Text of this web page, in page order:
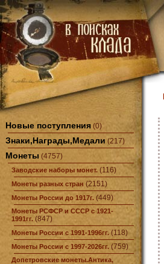
Новые поступления (0)
Знаки,Награды,Медали (217)
Монеты (4757)
Заводские наборы монет. (116)
Монеты разных стран (2151)
Монеты России до 1917г. (449)
Монеты РСФСР и СССР с 1921-
1991гг. (847)
Монеты России с 1991-1996гг. (118)
Монеты России с 1997-2026гг. (759)
Допетровские монеты.Антика,